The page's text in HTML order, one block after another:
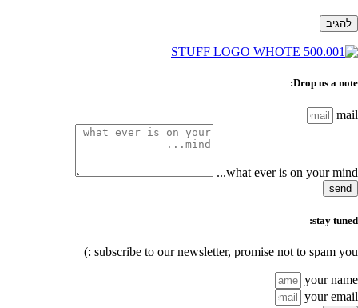
Drop us a note:
mail
what ever is on your mind...
send
stay tuned:
subscribe to our newsletter, promise not to spam you :)
your name
your email